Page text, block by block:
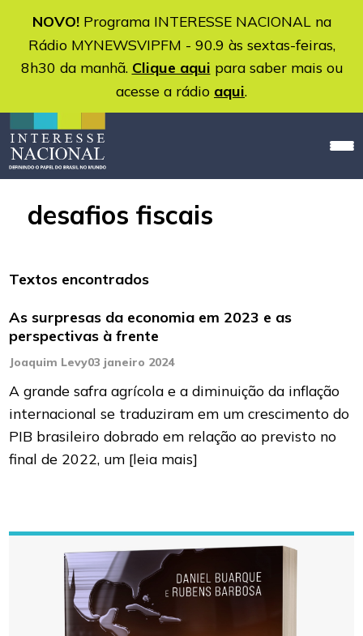
NOVO!Programa INTERESSE NACIONAL na
Rádio MYNEWSVIPFM - 90.9 às sextas-feiras,
8h30 da manhã. Clique aqui para saber mais ou
acesse a rádio aqui.
desafios fiscais
Textos encontrados
As surpresas da economia em 2023 e as
perspectivas à frente
Joaquim Levy03 janeiro 2024
A grande safra agrícola e a diminuição da inflação
internacional se traduziram em um crescimento do
PIB brasileiro dobrado em relação ao previsto no
final de 2022, um [leia mais]